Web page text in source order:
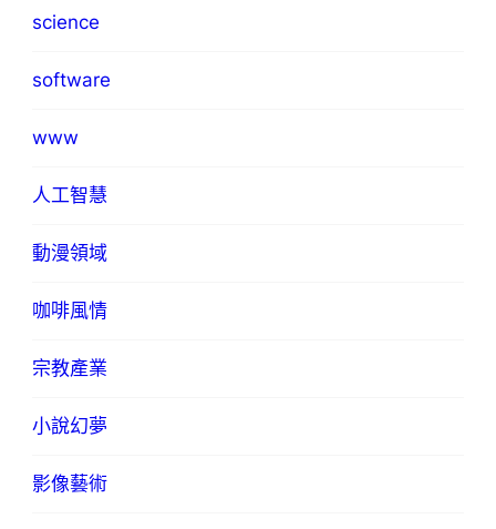
science
software
www
人工智慧
動漫領域
咖啡風情
宗教產業
小說幻夢
影像藝術